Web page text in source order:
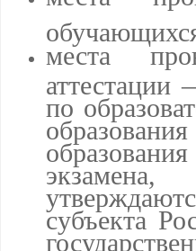
места
аттестации
по
субъекта